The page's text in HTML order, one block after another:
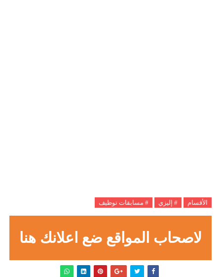
الأقسام # إليزي # مسابقات توظيف
لاصحاب المواقع ضع اعلانك هنا